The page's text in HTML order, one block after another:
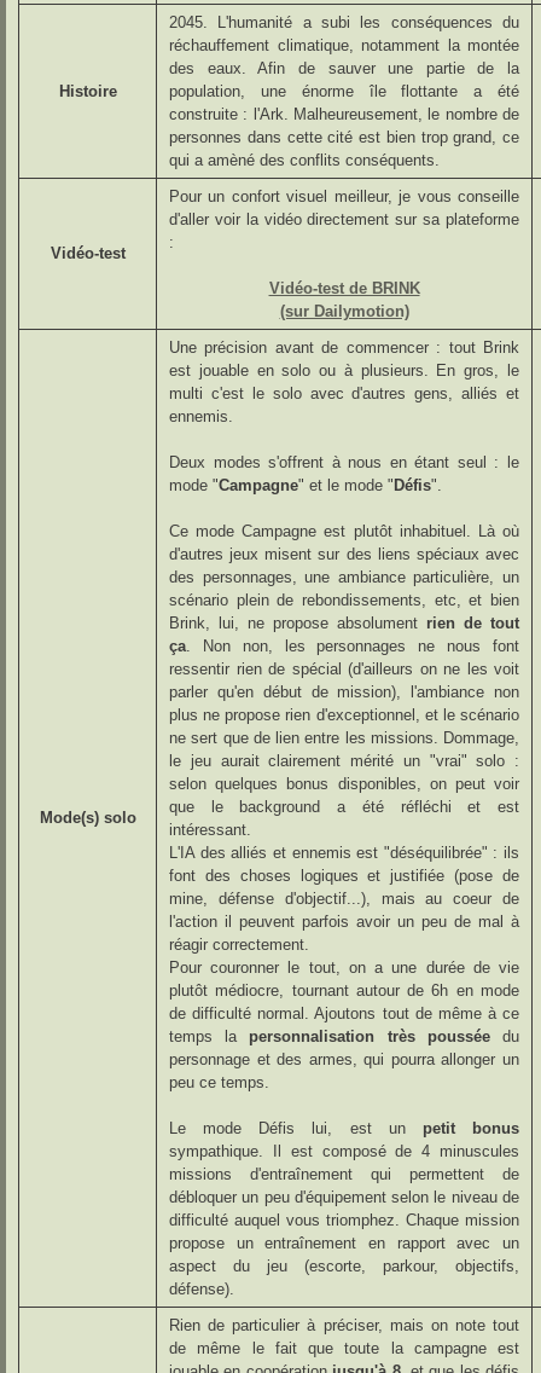
Histoire
2045. L'humanité a subi les conséquences du
réchauffement climatique, notamment la montée
des eaux. Afin de sauver une partie de la
population, une énorme île flottante a été
construite : l'Ark. Malheureusement, le nombre de
personnes dans cette cité est bien trop grand, ce
qui a amèné des conflits conséquents.
Vidéo-test
Pour un confort visuel meilleur, je vous conseille
d'aller voir la vidéo directement sur sa plateforme
:
Vidéo-test de BRINK
(sur Dailymotion)
Mode(s) solo
Une précision avant de commencer : tout Brink
est jouable en solo ou à plusieurs. En gros, le
multi c'est le solo avec d'autres gens, alliés et
ennemis.
Deux modes s'offrent à nous en étant seul : le
mode "Campagne" et le mode " Défis".
Ce mode Campagne est plutôt inhabituel. Là où
d'autres jeux misent sur des liens spéciaux avec
des personnages, une ambiance particulière, un
scénario plein de rebondissements, etc, et bien
Brink, lui, ne propose absolument rien de tout
ça. Non non, les personnages ne nous font
ressentir rien de spécial (d'ailleurs on ne les voit
parler qu'en début de mission), l'ambiance non
plus ne propose rien d'exceptionnel, et le scénario
ne sert que de lien entre les missions. Dommage,
le jeu aurait clairement mérité un "vrai" solo :
selon quelques bonus disponibles, on peut voir
que le background a été réfléchi et est
intéressant.
L'IA des alliés et ennemis est "déséquilibrée" : ils
font des choses logiques et justifiée (pose de
mine, défense d'objectif...), mais au coeur de
l'action il peuvent parfois avoir un peu de mal à
réagir correctement.
Pour couronner le tout, on a une durée de vie
plutôt médiocre, tournant autour de 6h en mode
de difficulté normal. Ajoutons tout de même à ce
temps la personnalisation très pousséedu
personnage et des armes, qui pourra allonger un
peu ce temps.
Le mode Défis lui, est un petit bonus
sympathique. Il est composé de 4 minuscules
missions d'entraînement qui permettent de
débloquer un peu d'équipement selon le niveau de
difficulté auquel vous triomphez. Chaque mission
propose un entraînement en rapport avec un
aspect du jeu (escorte, parkour, objectifs,
défense).
Rien de particulier à préciser, mais on note tout
de même le fait que toute la campagne est